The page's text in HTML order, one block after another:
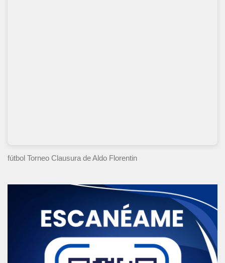
fútbol Torneo Clausura de Aldo Florentin